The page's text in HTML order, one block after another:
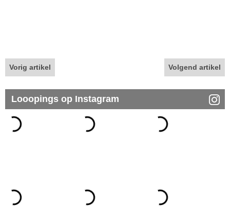
Vorig artikel Volgend artikel
Looopings op Instagram